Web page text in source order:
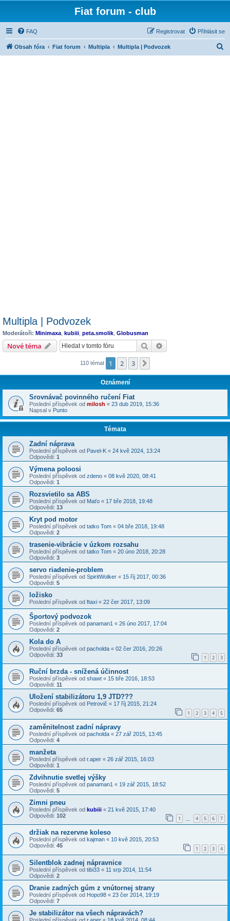
Fiat forum - club
FAQ Přihlásit se
Registrovat
Obsah fóra Fiat forum Multipla Multipla | Podvozek
Multipla | Podvozek
Moderátoři: Minimaxa kubiii peta.smolik Globusman
Nové téma Hledat
110 témat 1 2 3
Oznámení
Srovnávač povinného ručení Fiat
Poslední příspěvek od milosh « 23 dub 2019, 15:36
Napsal v Punto
Témata
Zadní náprava
Poslední příspěvek od Pavel-K « 24 kvě 2024, 13:24
Odpovědi: 1
Výmena poloosi
Poslední příspěvek od zdeno « 08 kvě 2020, 08:41
Odpovědi: 1
Rozsvietilo sa ABS
Poslední příspěvek od Maťo « 17 bře 2018, 19:48
Odpovědi: 13
Kryt pod motor
Poslední příspěvek od tatko Tom « 04 bře 2018, 19:48
Odpovědi: 2
trasenie-vibrácie v úzkom rozsahu
Poslední příspěvek od tatko Tom « 20 úno 2018, 20:28
Odpovědi: 3
servo riadenie-problem
Poslední příspěvek od SpiritWolker « 15 říj 2017, 00:36
Odpovědi: 5
ložisko
Poslední příspěvek od ftaxi « 22 čer 2017, 13:09
Športový podvozok
Poslední příspěvek od panaman1 « 26 úno 2017, 17:04
Odpovědi: 2
Kola do A
Poslední příspěvek od pacholda « 02 čer 2016, 20:26
Odpovědi: 33 1 2 3
Ruční brzda - snížená účinnost
Poslední příspěvek od shawt « 15 bře 2016, 18:53
Odpovědi: 11
Uložení stabilizátoru 1,9 JTD???
Poslední příspěvek od Petrovič « 17 říj 2015, 21:24
Odpovědi: 65 1 2 3 4 5
zaměnitelnost zadní nápravy
Poslední příspěvek od pacholda « 27 zář 2015, 13:45
Odpovědi: 4
manžeta
Poslední příspěvek od r.aper « 26 zář 2015, 16:03
Odpovědi: 1
Zdvihnutie svetlej výšky
Poslední příspěvek od panaman1 « 19 zář 2015, 18:52
Odpovědi: 5
Zimni pneu
Poslední příspěvek od kubiii « 21 kvě 2015, 17:40
Odpovědi: 102 1 4 5 6 7
držiak na rezervne koleso
Poslední příspěvek od kajman « 10 kvě 2015, 20:53
Odpovědi: 45 1 2 3 4
Silentblok zadnej nápravnice
Poslední příspěvek od tibi33 « 11 srp 2014, 11:54
Odpovědi: 2
Dranie zadných gúm z vnútornej strany
Poslední příspěvek od Hopo98 « 23 čer 2014, 19:19
Odpovědi: 7
Je stabilizátor na všech nápravách?